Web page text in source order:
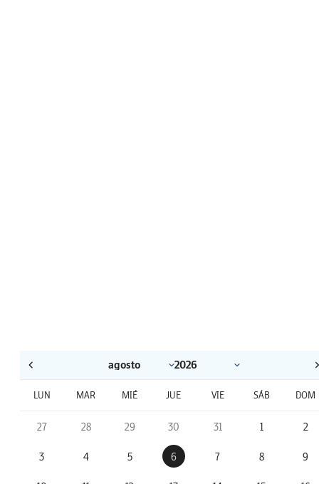
LUN MAR MIÉ JUE VIE SÁB DOM
27 28 29 30 31 1 2
3 4 5 6 7 8 9